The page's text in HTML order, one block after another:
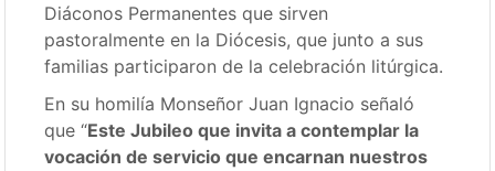
Diáconos Permanentes que sirven
pastoralmente en la Diócesis, que junto a sus
familias participaron de la celebración litúrgica.
En su homilía Monseñor Juan Ignacio señaló
que “Este Jubileo que invita a contemplar la
vocación de servicio que encarnan nuestros